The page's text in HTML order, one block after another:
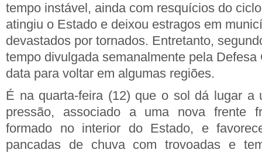
tempo instável, ainda com resquícios do
atingiu o Estado e deixou estragos em
devastados por tornados. Entretanto,
tempo divulgada semanalmente pela
data para voltar em algumas regiões.
É na quarta-feira (12) que o sol dá lugar a
pressão, associado a uma nova frente
formado no interior do Estado, e
pancadas de chuva com trovoadas e